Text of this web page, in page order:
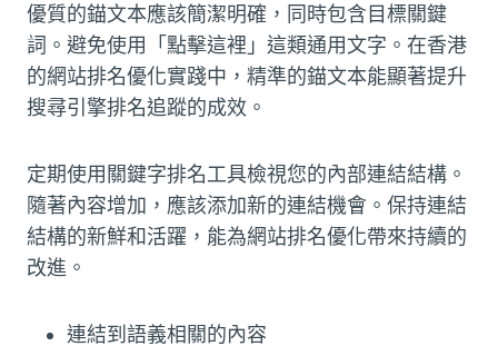
優質的錨文本應該簡潔明確，同時包含目標關鍵
詞。避免使用「點擊這裡」這類通用文字。在香港
的網站排名優化實踐中，精準的錨文本能顯著提升
搜尋引擎排名追蹤的成效。
定期使用關鍵字排名工具檢視您的內部連結結構。
隨著內容增加，應該添加新的連結機會。保持連結
結構的新鮮和活躍，能為網站排名優化帶來持續的
改進。
連結到語義相關的內容